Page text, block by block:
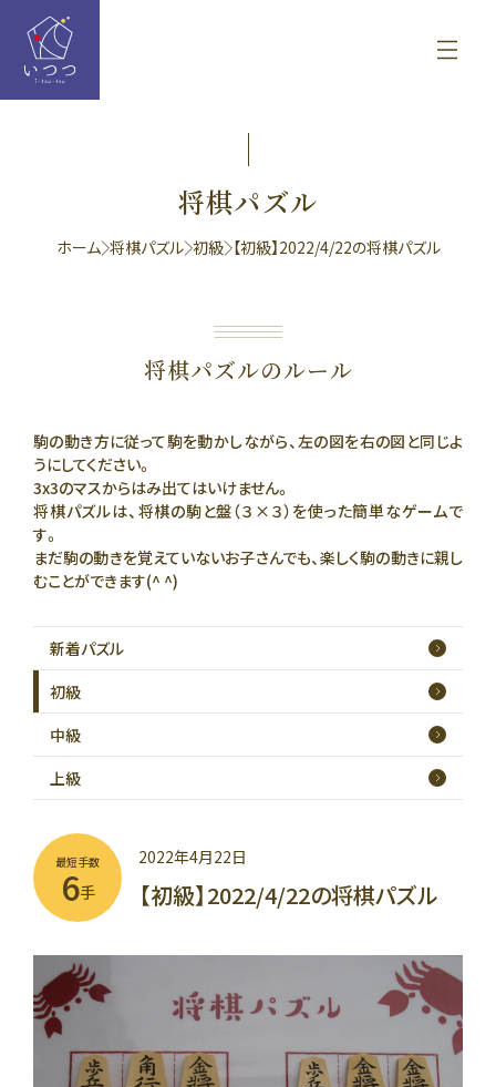
将棋パズル
ホーム 将棋パズル 初級 【初級】2022/4/22の将棋パズル
将棋パズルのルール
駒の動き方に従って駒を動かしながら、左の図を右の図と同じよ
うにしてください。
3x3のマスからはみ出てはいけません。
将棋パズルは、将棋の駒と盤（３×３）を使った簡単なゲームで
す。
まだ駒の動きを覚えていないお子さんでも、楽しく駒の動きに親し
むことができます(^ ^)
新着パズル
初級
中級
上級
最短手数
6手
2022年4月22日
【初級】2022/4/22の将棋パズル